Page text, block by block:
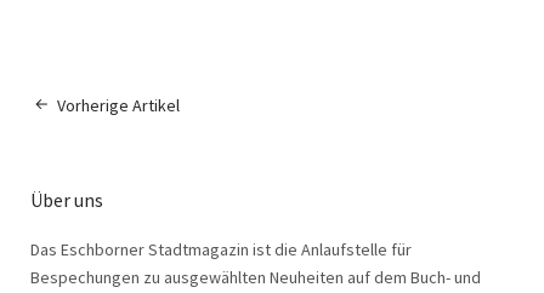
Vorherige Artikel
Über uns
Das Eschborner Stadtmagazin ist die Anlaufstelle für
Bespechungen zu ausgewählten Neuheiten auf dem Buch- und